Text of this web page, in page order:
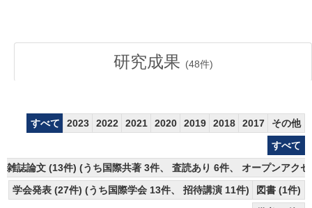
研究成果 (48件)
すべて 2023 2022 2021 2020 2019 2018 2017
その他
すべて
雑誌論文 (13件) (うち国際共著 3件、 査読あり 6件、 オープンアク
学会発表 (27件) (うち国際学会 13件、 招待講演 11件)
図書 (1件)